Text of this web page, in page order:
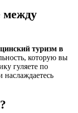
между
туризм в
которую вы
гуляете по
наслаждаетесь